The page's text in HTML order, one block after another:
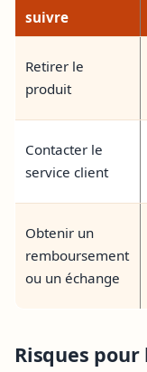
suivre
Retirer le
produit
Contacter le
service client
Obtenir un
remboursement
ou un échange
Risques